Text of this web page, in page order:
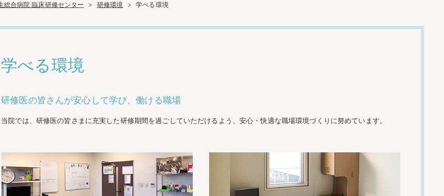
総合病院 臨床研修センター 研修環境 学べる環境
学べる環境
研修医の皆さんが安心して学び、働ける職場
当院では、研修医の皆さまに充実した研修期間を過ごしていただけるよう、安心・快適な職場環境づくりに努めています。